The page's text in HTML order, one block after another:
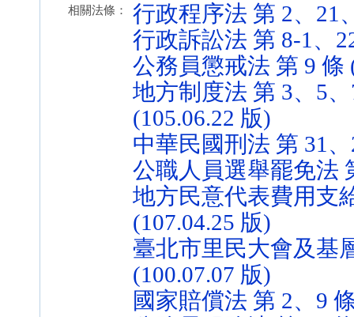
相關法條：
行政程序法 第 2、21
行政訴訟法 第 8-1、
公務員懲戒法 第 9 條
地方制度法 第 3、5
(105.06.22 版)
中華民國刑法 第 31
公職人員選舉罷免法
地方民意代表費用支
(107.04.25 版)
臺北市里民大會及基
(100.07.07 版)
國家賠償法 第 2、9